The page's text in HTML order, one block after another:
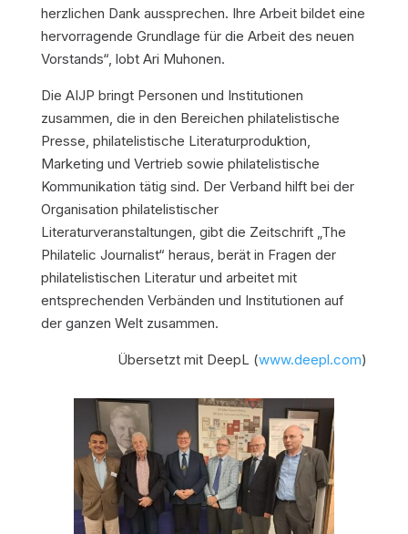
herzlichen Dank aussprechen. Ihre Arbeit bildet eine
hervorragende Grundlage für die Arbeit des neuen
Vorstands“, lobt Ari Muhonen.
Die AIJP bringt Personen und Institutionen
zusammen, die in den Bereichen philatelistische
Presse, philatelistische Literaturproduktion,
Marketing und Vertrieb sowie philatelistische
Kommunikation tätig sind. Der Verband hilft bei der
Organisation philatelistischer
Literaturveranstaltungen, gibt die Zeitschrift „The
Philatelic Journalist“ heraus, berät in Fragen der
philatelistischen Literatur und arbeitet mit
entsprechenden Verbänden und Institutionen auf
der ganzen Welt zusammen.
Übersetzt mit DeepL (www.deepl.com)